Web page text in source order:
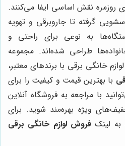
روزمره نقش اساسی ایفا می‌کنند.
گرفته تا جاروبرقی و تهویه
به نوعی برای راحتی و
طراحی شده‌اند. مجموعه
لوازم خانگی برقی با برندهای معتبر،
با بهترین قیمت و کیفیت را برای
با مراجعه به فروشگاه آنلاین
ویژه بهره‌مند شوید. برای
لینک فروش لوازم خانگی برقی